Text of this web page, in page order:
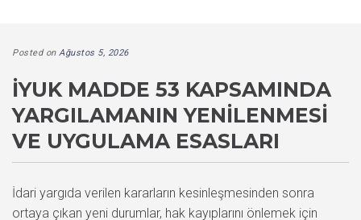
Posted on Ağustos 5, 2026
İYUK MADDE 53 KAPSAMINDA
YARGILAMANIN YENILENMESI
VE UYGULAMA ESASLARI
İdari yargıda verilen kararların kesinleşmesinden sonra
ortaya çıkan yeni durumlar, hak kayıplarını önlemek için